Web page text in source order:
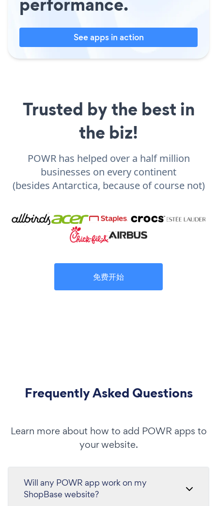
See apps in action
Trusted by the best in
the biz!
POWR has helped over a half million
businesses on every continent
(besides Antarctica, because of course not)
免费开始
Frequently Asked Questions
Learn more about how to add POWR apps to
your website.
Will any POWR app work on my
ShopBase website?